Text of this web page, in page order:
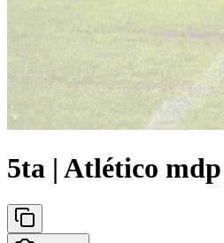
5ta | Atlético